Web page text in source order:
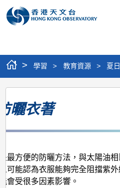
> 學習 > 教育資源 > 夏
夏
日
衣
著
曬衣著
最方便的防曬方法，與太陽油
可能認為衣服能夠完全阻擋紫
會受很多因素影響。